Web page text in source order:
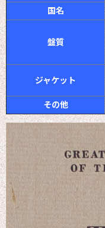
国名
盤質
ジャケット
その他